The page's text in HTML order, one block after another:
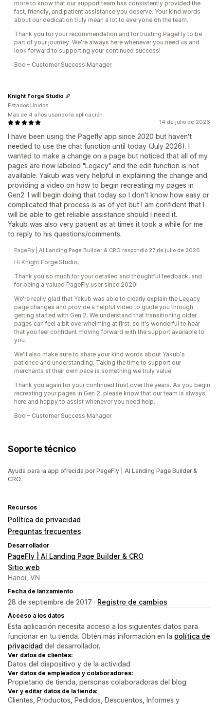
more to know that our support team has consistently provided the
fast, friendly, and patient assistance you deserve. Your kind words
about our dedication truly mean a lot to everyone on the team.
Thank you for your recommendation and for trusting PageFly to be
part of your journey. We're always here whenever you need us and
look forward to supporting your continued success!
Boo – Customer Success Manager
14 de julio de 2026
I have been using the Pagefly app since 2020 but haven't
needed to use the chat function until today (July 2026). I
wanted to make a change on a page but noticed that all of my
pages are now labeled "Legacy" and the edit function is not
available. Yakub was very helpful in explaining the change and
providing a video on how to begin recreating my pages in
Gen2. I will begin doing that today so I don't know how easy or
complicated that process is as of yet but I am confident that I
will be able to get reliable assistance should I need it.
Yakub was also very patient as at times it took a while for me
to reply to his questions/comments.
Knight Forge Studio
Estados Unidos
Más de 4 años usando la aplicación
PageFly | AI Landing Page Builder & CRO respondió 27 de julio de 2026
Hi Knight Forge Studio,
Thank you so much for your detailed and thoughtful feedback, and
for being a valued PageFly user since 2020!
We're really glad that Yakub was able to clearly explain the Legacy
page changes and provide a helpful video to guide you through
getting started with Gen 2. We understand that transitioning older
pages can feel a bit overwhelming at first, so it's wonderful to hear
that you feel confident moving forward with the support available to
you.
We'll also make sure to share your kind words about Yakub's
patience and understanding. Taking the time to support our
merchants at their own pace is something we truly value.
Thank you again for your continued trust over the years. As you begin
recreating your pages in Gen 2, please know that our team is always
here and happy to assist whenever you need help.
Boo – Customer Success Manager
Soporte técnico
Ayuda para la app ofrecida por PageFly | AI Landing Page Builder &
CRO.
Recursos
Política de privacidad
Preguntas frecuentes
Desarrollador
PageFly | AI Landing Page Builder & CRO
Sitio web
Hanoi, VN
Fecha de lanzamiento
28 de septiembre de 2017 · Registro de cambios
Acceso a los datos
Esta aplicación necesita acceso a los siguientes datos para
funcionar en tu tienda. Obtén más información en la política de
privacidad del desarrollador.
Ver datos de clientes:
Datos del dispositivo y de la actividad
Ver datos de empleados y colaboradores:
Propietario de tienda, personas colaboradoras del blog
Ver y editar datos de la tienda:
Clientes, Productos, Pedidos, Descuentos, Informes y